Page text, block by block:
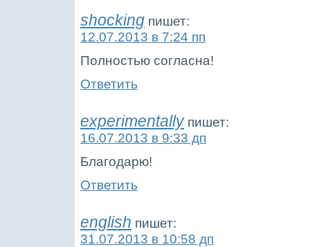
shocking пишет:
12.07.2013 в 7:24 пп
Полностью согласна!
Ответить
experimentally пишет:
16.07.2013 в 9:33 дп
Благодарю!
Ответить
english пишет:
31.07.2013 в 10:58 дп